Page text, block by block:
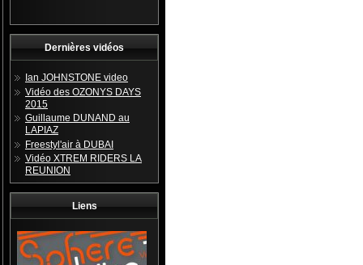
Dernières vidéos
Ian JOHNSTONE video
Vidéo des OZONYS DAYS
2015
Guillaume DUNAND au
LAPIAZ
Freestyl'air à DUBAI
Vidéo XTREM RIDERS LA
REUNION
Liens